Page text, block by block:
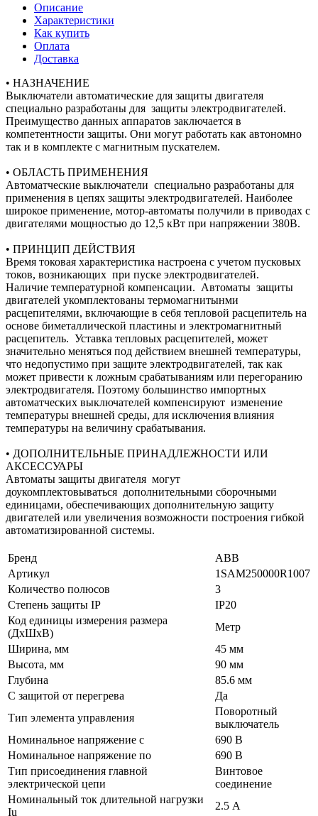
Описание
Характеристики
Как купить
Оплата
Доставка
• НАЗНАЧЕНИЕ
Выключатели автоматические для защиты двигателя
специально разработаны для защиты электродвигателей.
Преимущество данных аппаратов заключается в
компетентности защиты. Они могут работать как автономно
так и в комплекте с магнитным пускателем.
• ОБЛАСТЬ ПРИМЕНЕНИЯ
Автоматческие выключатели специально разработаны для
применения в цепях защиты электродвигателей. Наиболее
широкое применение, мотор-автоматы получили в приводах с
двигателями мощностью до 12,5 кВт при напряжении 380В.
• ПРИНЦИП ДЕЙСТВИЯ
Время токовая характеристика настроена с учетом пусковых
токов, возникающих при пуске электродвигателей.
Наличие температурной компенсации. Автоматы защиты
двигателей укомплектованы термомагнитынми
расцепителями, включающие в себя тепловой расцепитель на
основе биметаллической пластины и электромагнитный
расцепитель. Уставка тепловых расцепителей, может
значительно меняться под действием внешней температуры,
что недопустимо при защите электродвигателей, так как
может привести к ложным срабатываниям или перегоранию
электродвигателя. Поэтому большинство импортных
автоматческих выключателей компенсируют изменение
температуры внешней среды, для исключения влияния
температуры на величину срабатывания.
• ДОПОЛНИТЕЛЬНЫЕ ПРИНАДЛЕЖНОСТИ ИЛИ
АКСЕССУАРЫ
Автоматы защиты двигателя могут
доукомплектовываться дополнительными сборочными
единицами, обеспечивающих дополнительную защиту
двигателей или увеличения возможности построения гибкой
автоматизированной системы.
Бренд
ABB
Артикул
1SAM250000R1007
Количество полюсов
3
Степень защиты IP
IP20
Код единицы измерения размера
(ДхШхВ)
Метр
Ширина, мм
45 мм
Высота, мм
90 мм
Глубина
85.6 мм
С защитой от перегрева
Да
Тип элемента управления
Поворотный
выключатель
Номинальное напряжение с
690 В
Номинальное напряжение по
690 В
Тип присоединения главной
электрической цепи
Винтовое
соединение
Номинальный ток длительной нагрузки
Iu
2.5 А